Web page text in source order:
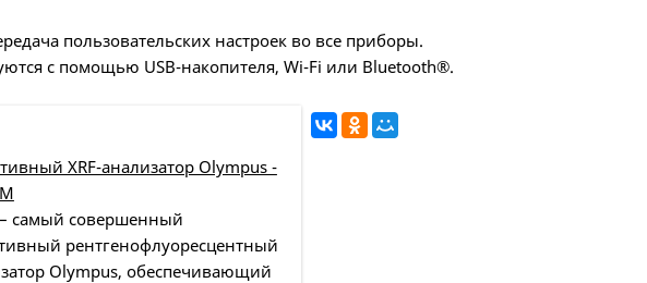
пользовательских настроек во все приборы.
с помощью USB-накопителя, Wi-Fi или Bluetooth®.
XRF-анализатор Olympus -
самый совершенный
рентгенофлуоресцентный
Olympus, обеспечивающий